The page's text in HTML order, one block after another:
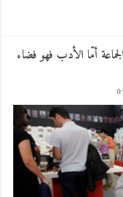
أمّا الأدب فهو فضاء
0